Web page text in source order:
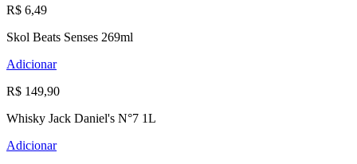
R$ 6,49
Skol Beats Senses 269ml
Adicionar
R$ 149,90
Whisky Jack Daniel's N°7 1L
Adicionar